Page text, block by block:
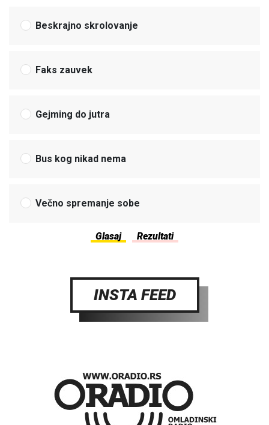
Beskrajno skrolovanje
Faks zauvek
Gejming do jutra
Bus kog nikad nema
Večno spremanje sobe
INSTA FEED